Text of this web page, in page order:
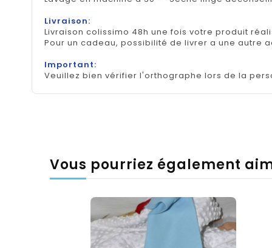
Livraison:
Livraison colissimo 48h une fois votre produit
Pour un cadeau, possibilité de livrer a une autre
Important:
Veuillez bien vérifier l'orthographe lors de la
Vous pourriez également